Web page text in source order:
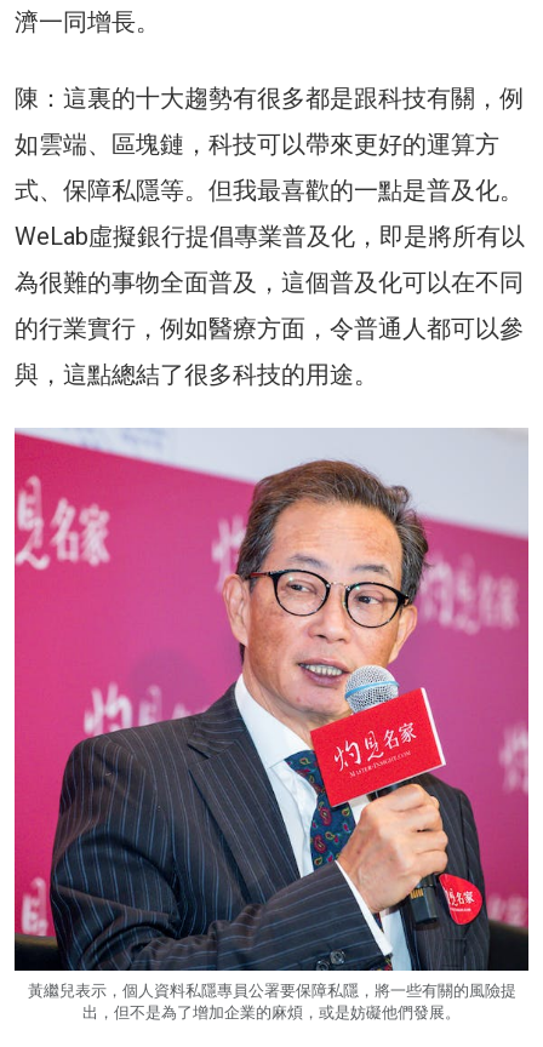
濟一同增長。
陳：這裏的十大趨勢有很多都是跟科技有關，例
如雲端、區塊鏈，科技可以帶來更好的運算方
式、保障私隱等。但我最喜歡的一點是普及化。
WeLab虛擬銀行提倡專業普及化，即是將所有以
為很難的事物全面普及，這個普及化可以在不同
的行業實行，例如醫療方面，令普通人都可以參
與，這點總結了很多科技的用途。
黃繼兒表示，個人資料私隱專員公署要保障私隱，將一些有關的風險提
出，但不是為了增加企業的麻煩，或是妨礙他們發展。